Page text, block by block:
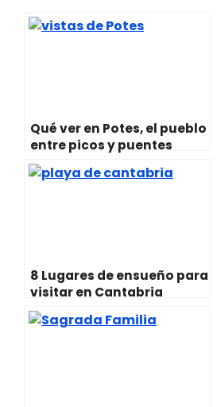
t
A
p
Qué ver en Potes, el pueblo
entre picos y puentes
8 Lugares de ensueño para
visitar en Cantabria